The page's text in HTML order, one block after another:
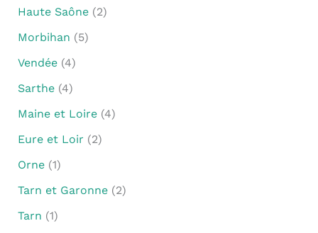
Haute Saône(2)
Morbihan (5)
Vendée(4)
Sarthe(4)
Maine et Loire(4)
Eure et Loir (2)
Orne(1)
Tarn et Garonne(2)
Tarn (1)